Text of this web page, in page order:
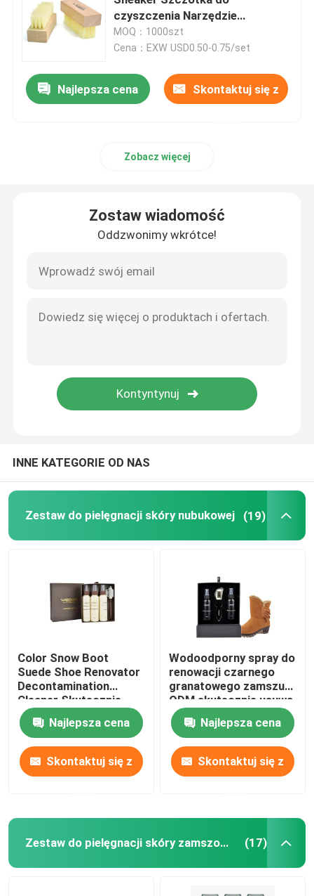
Zestaw do czyszczenia skóry
Zestaw do pielęgnacji obuwia skórzanego
Wosk do samochodu w sprayu
Spray do ochrony tkanin
Dbanie o meble
Opieka nad sportem
czyszczenia Narzędzie
Drewniany uchwyt ODM
MOQ：1000szt
Cena：EXW USD0.50-0.75/set
Najlepsza cena Skontaktuj się z
Zobacz więcej
Zostaw wiadomość
Oddzwonimy wkrótce!
INNE KATEGORIE OD NAS
Zestaw do pielęgnacji skóry nubukowej (19)
Color Snow Boot
Suede Shoe Renovator
Decontamination
Cleaner Skutecznie
usuwa brudne plamy
oleju Najlepsza cena
Skontaktuj się z
Wodoodporny spray do
renowacji czarnego
granatowego zamszu
ODM skutecznie usuwa
brud
Najlepsza cena
Skontaktuj się z
Zestaw do pielęgnacji skóry zamszowej (17)